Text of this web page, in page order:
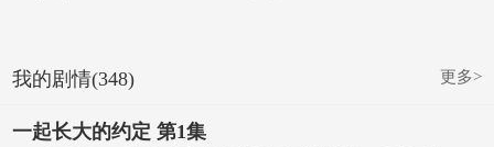
更多>
我的剧情(348)
一起长大的约定 第1集